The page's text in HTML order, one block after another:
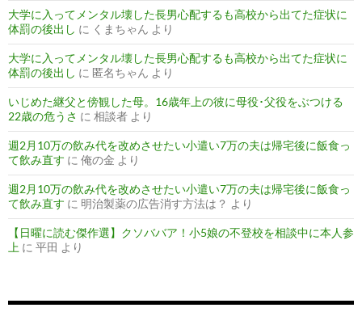
大学に入ってメンタル壊した長男心配するも高校から出てた症状に
体罰の後出し に くまちゃん より
大学に入ってメンタル壊した長男心配するも高校から出てた症状に
体罰の後出し に 匿名ちゃん より
いじめた継父と傍観した母。16歳年上の彼に母役･父役をぶつける
22歳の危うさ に 相談者 より
週2月10万の飲み代を改めさせたい小遣い7万の夫は帰宅後に飯食っ
て飲み直す に 俺の金 より
週2月10万の飲み代を改めさせたい小遣い7万の夫は帰宅後に飯食っ
て飲み直す に 明治製薬の広告消す方法は？ より
【日曜に読む傑作選】クソババア！小5娘の不登校を相談中に本人参
上 に 平田 より